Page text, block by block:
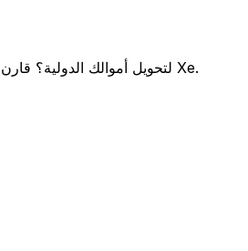
هل تختار بين Danske Bank و Xe لتحويل أموالك الدولية؟ قارن بين أسعار الصرف والرسوم لاكتشاف مدخراتك المحتملة مع Xe.